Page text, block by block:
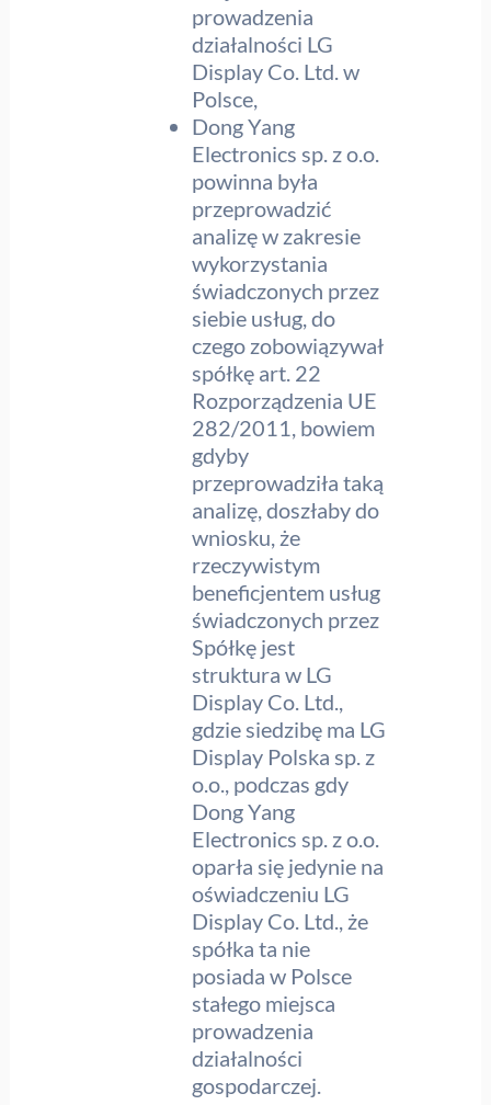
prowadzenia
działalności LG
Display Co. Ltd. w
Polsce,
Dong Yang
Electronics sp. z o.o.
powinna była
przeprowadzić
analizę w zakresie
wykorzystania
świadczonych przez
siebie usług, do
czego zobowiązywał
spółkę art. 22
Rozporządzenia UE
282/2011, bowiem
gdyby
przeprowadziła taką
analizę, doszłaby do
wniosku, że
rzeczywistym
beneficjentem usług
świadczonych przez
Spółkę jest
struktura w LG
Display Co. Ltd.,
gdzie siedzibę ma LG
Display Polska sp. z
o.o., podczas gdy
Dong Yang
Electronics sp. z o.o.
oparła się jedynie na
oświadczeniu LG
Display Co. Ltd., że
spółka ta nie
posiada w Polsce
stałego miejsca
prowadzenia
działalności
gospodarczej.